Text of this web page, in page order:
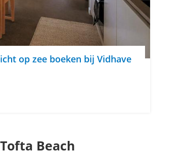
op zee boeken bij Vidhave
Beach